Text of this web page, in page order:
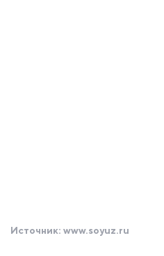
Источник: www.soyuz.ru